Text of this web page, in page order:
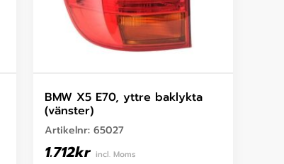
BMW X5 E70, yttre baklykta
(vänster)
Artikelnr: 65027
1.712kr incl. Moms